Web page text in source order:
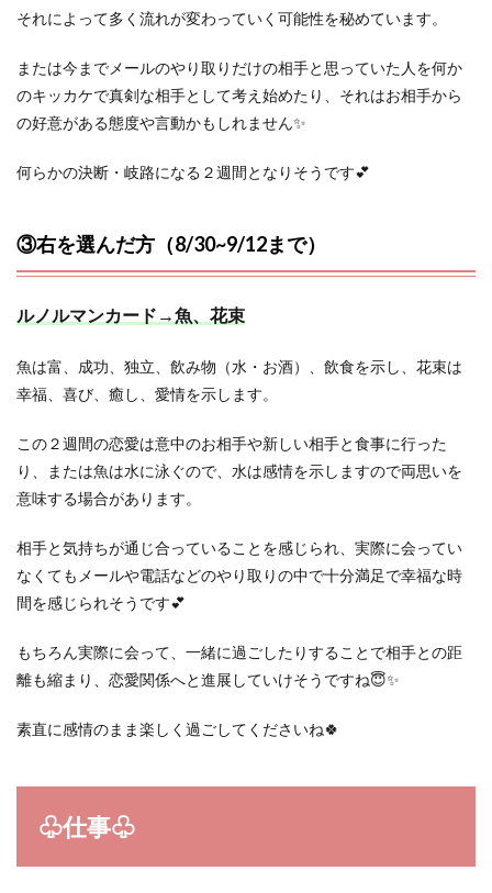
それによって多く流れが変わっていく可能性を秘めています。
または今までメールのやり取りだけの相手と思っていた人を何か
のキッカケで真剣な相手として考え始めたり、それはお相手から
の好意がある態度や言動かもしれません✨
何らかの決断・岐路になる２週間となりそうです💕
③右を選んだ方（8/30~9/12まで）
ルノルマンカード→魚、花束
魚は富、成功、独立、飲み物（水・お酒）、飲食を示し、花束は
幸福、喜び、癒し、愛情を示します。
この２週間の恋愛は意中のお相手や新しい相手と食事に行った
り、または魚は水に泳ぐので、水は感情を示しますので両思いを
意味する場合があります。
相手と気持ちが通じ合っていることを感じられ、実際に会ってい
なくてもメールや電話などのやり取りの中で十分満足で幸福な時
間を感じられそうです💕
もちろん実際に会って、一緒に過ごしたりすることで相手との距
離も縮まり、恋愛関係へと進展していけそうですね😇✨
素直に感情のまま楽しく過ごしてくださいね🍀
♧仕事♧